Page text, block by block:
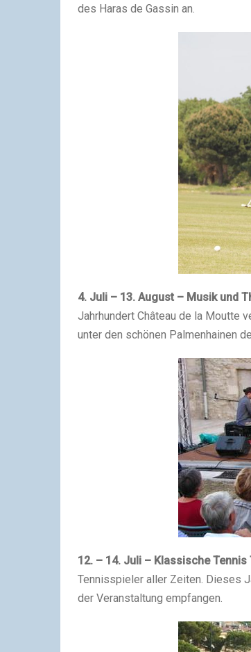
des Haras de Gassin an.
4. Juli – 13. August – Musik und
Jahrhundert Château de la Moutte
unter den schönen Palmenhainen
12. – 14. Juli – Klassische Tennis
Tennisspieler aller Zeiten. Dieses
der Veranstaltung empfangen.